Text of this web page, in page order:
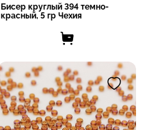
Бисер круглый 394 темно-
красный, 5 гр Чехия